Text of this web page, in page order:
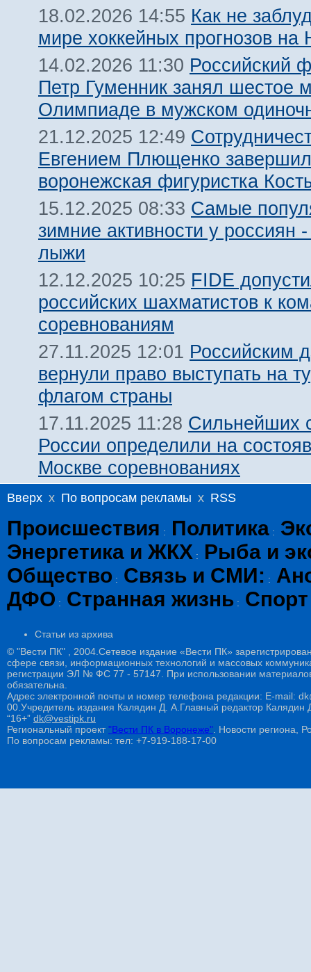
18.02.2026 14:55 Как не
мире хоккейных прогнозов
14.02.2026 11:30 Российский
Петр Гуменник занял шестое
Олимпиаде в мужском
21.12.2025 12:49
Евгением Плющенко
воронежская фигуристка
15.12.2025 08:33 Самые
зимние активности у россиян
лыжи
12.12.2025 10:25 FIDE
российских шахматистов к
соревнованиям
27.11.2025 12:01 Российским
вернули право выступать на
флагом страны
17.11.2025 11:28 Сильнейших
России определили на
Москве соревнованиях
Вверх x По вопросам рекламы x RSS
Происшествия : Политика :
Энергетика и ЖКХ :
Рыба и
Общество : Связь и СМИ: :
ДФО : Странная жизнь : Спорт
Статьи из архива
© "Вести ПК" , 2004.Сетевое издание «Вести ПК»
сфере связи, информационных технологий и массовых
регистрации ЭЛ № ФС 77 - 57147. При использовании
обязательна.
Адрес электронной почты и номер телефона редакции: E-mail:
00.Учредитель издания Калядин Д. А.Главный редактор
“16+” dk@vestipk.ru
Региональный проект"Вести ПК в Воронеже" . Новости региона,
По вопросам рекламы: тел: +7-919-188-17-00